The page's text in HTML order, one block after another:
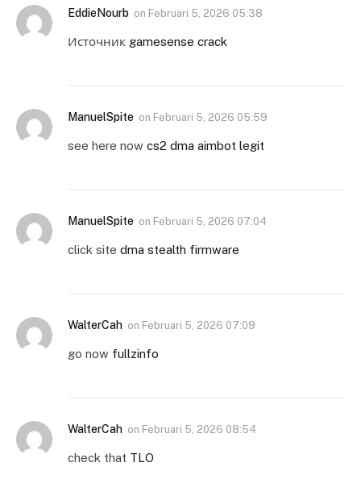
EddieNourb on Februari 5, 2026 05:38
Источник gamesense crack
ManuelSpite on Februari 5, 2026 05:59
see here now cs2 dma aimbot legit
ManuelSpite on Februari 5, 2026 07:04
click site dma stealth firmware
WalterCah on Februari 5, 2026 07:09
go now fullzinfo
WalterCah on Februari 5, 2026 08:54
check that TLO